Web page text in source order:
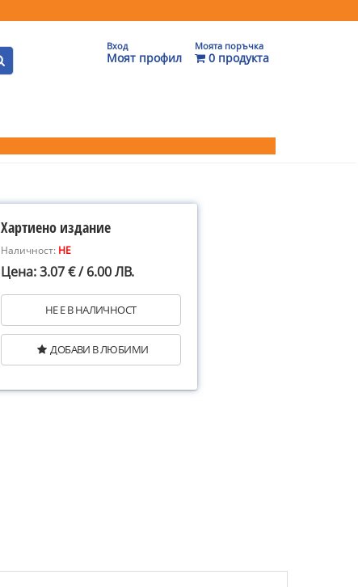
Вход
Моят профил
Моята поръчка
0 продукта
Хартиено издание
Наличност: НЕ
Цена: 3.07 € / 6.00 ЛВ.
НЕ Е В НАЛИЧНОСТ
ДОБАВИ В ЛЮБИМИ